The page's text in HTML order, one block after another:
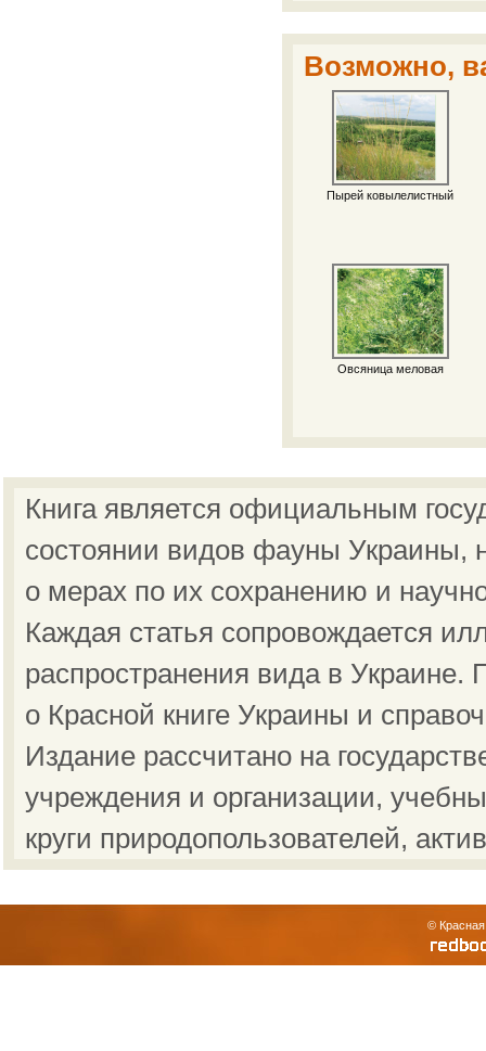
Возможно,
Пырей ковылелистный
Овсяница меловая
Книга является официальным
состоянии видов фауны Украины,
о мерах по их сохранению и
Каждая статья сопровождается
распространения вида в
о Красной книге Украины и
Издание рассчитано на
учреждения и организации,
круги природопользователей,
©